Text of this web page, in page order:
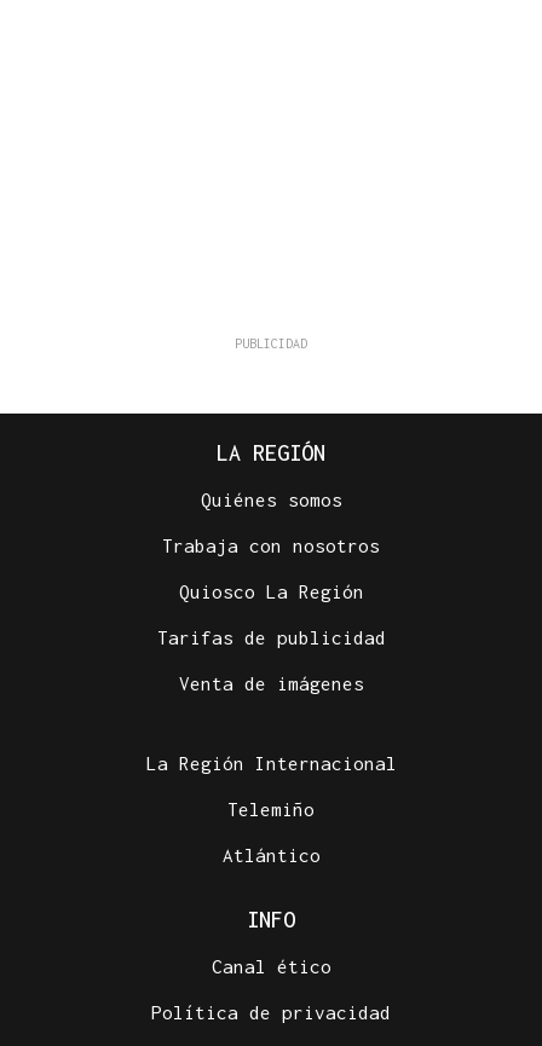
LA REGIÓN
Quiénes somos
Trabaja con nosotros
Quiosco La Región
Tarifas de publicidad
Venta de imágenes
La Región Internacional
Telemiño
Atlántico
INFO
Canal ético
Política de privacidad